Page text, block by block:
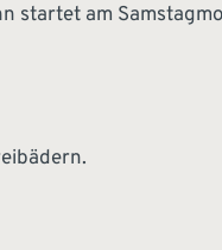
startet am